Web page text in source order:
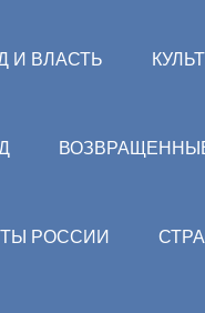
И ВЛАСТЬ
РОССИИ